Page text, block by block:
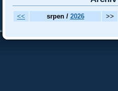
<< srpen / 2026 >>